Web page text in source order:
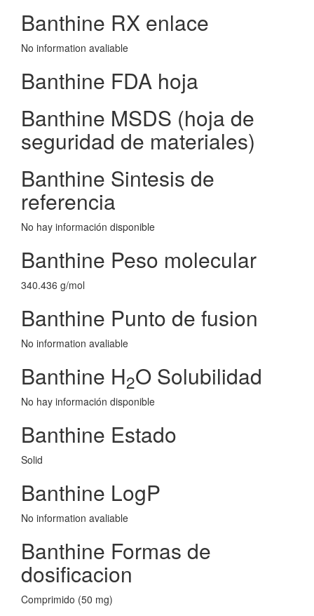
Banthine RX enlace
No information avaliable
Banthine FDA hoja
Banthine MSDS (hoja de
seguridad de materiales)
Banthine Sintesis de
referencia
No hay información disponible
Banthine Peso molecular
340.436 g/mol
Banthine Punto de fusion
No information avaliable
Banthine H2O Solubilidad
No hay información disponible
Banthine Estado
Solid
Banthine LogP
No information avaliable
Banthine Formas de
dosificacion
Comprimido (50 mg)